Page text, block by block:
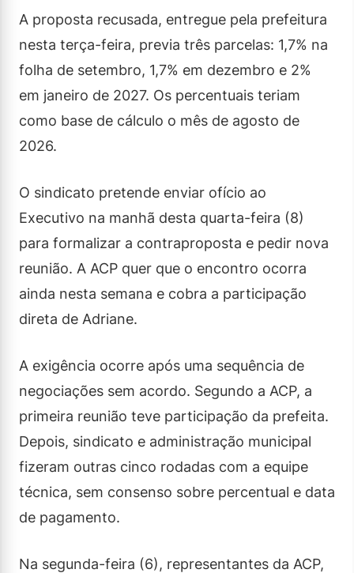
A proposta recusada, entregue pela prefeitura
nesta terça-feira, previa três parcelas: 1,7% na
folha de setembro, 1,7% em dezembro e 2%
em janeiro de 2027. Os percentuais teriam
como base de cálculo o mês de agosto de
2026.
O sindicato pretende enviar ofício ao
Executivo na manhã desta quarta-feira (8)
para formalizar a contraproposta e pedir nova
reunião. A ACP quer que o encontro ocorra
ainda nesta semana e cobra a participação
direta de Adriane.
A exigência ocorre após uma sequência de
negociações sem acordo. Segundo a ACP, a
primeira reunião teve participação da prefeita.
Depois, sindicato e administração municipal
fizeram outras cinco rodadas com a equipe
técnica, sem consenso sobre percentual e data
de pagamento.
Na segunda-feira (6), representantes da ACP,